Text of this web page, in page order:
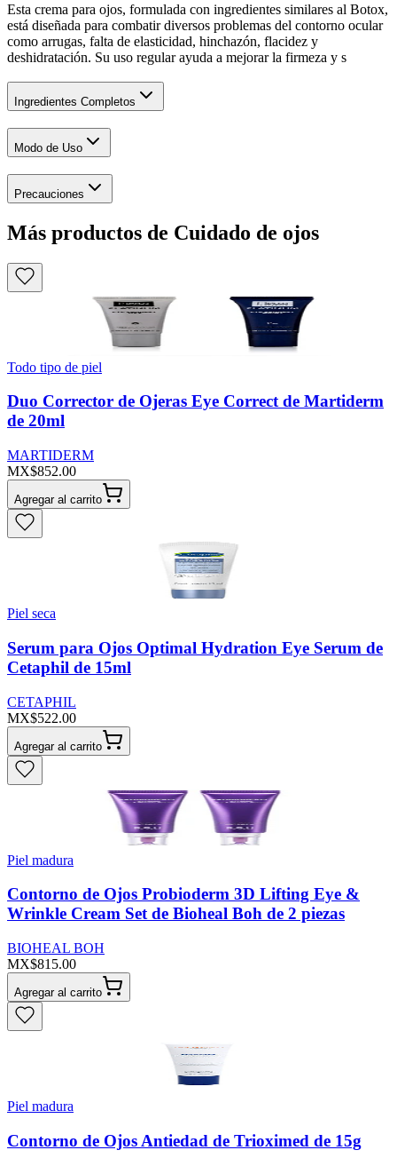
Esta crema para ojos, formulada con ingredientes similares al Botox,
está diseñada para combatir diversos problemas del contorno ocular
como arrugas, falta de elasticidad, hinchazón, flacidez y
deshidratación. Su uso regular ayuda a mejorar la firmeza y s
Ingredientes Completos
Modo de Uso
Precauciones
Más productos de Cuidado de ojos
Todo tipo de piel
Duo Corrector de Ojeras Eye Correct de Martiderm
de 20ml
MARTIDERM
MX$852.00
Agregar al carrito
Piel seca
Serum para Ojos Optimal Hydration Eye Serum de
Cetaphil de 15ml
CETAPHIL
MX$522.00
Agregar al carrito
Piel madura
Contorno de Ojos Probioderm 3D Lifting Eye &
Wrinkle Cream Set de Bioheal Boh de 2 piezas
BIOHEAL BOH
MX$815.00
Agregar al carrito
Piel madura
Contorno de Ojos Antiedad de Trioximed de 15g